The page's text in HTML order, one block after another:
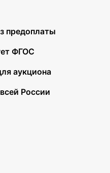
предоплаты
ФГОС
аукциона
России